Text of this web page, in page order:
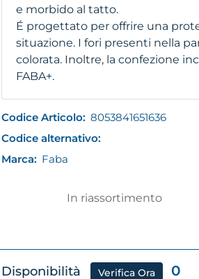
e morbido al tatto.
É progettato per offrire una
situazione. I fori presenti nella
colorata. Inoltre, la confezione
FABA+.
Codice Articolo: 8053841651636
Codice alternativo:
Marca: Faba
In riassortimento
Disponibilità Verifica Ora 0